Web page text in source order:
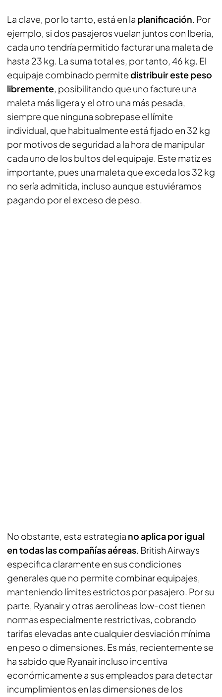
La clave, por lo tanto, está en la planificación. Por
ejemplo, si dos pasajeros vuelan juntos con Iberia,
cada uno tendría permitido facturar una maleta de
hasta 23 kg. La suma total es, por tanto, 46 kg. El
equipaje combinado permitedistribuir este peso
libremente, posibilitando que uno facture una
maleta más ligera y el otro una más pesada,
siempre que ninguna sobrepase el límite
individual, que habitualmente está fijado en 32 kg
por motivos de seguridad a la hora de manipular
cada uno de los bultos del equipaje. Este matiz es
importante, pues una maleta que exceda los 32 kg
no sería admitida, incluso aunque estuviéramos
pagando por el exceso de peso.
No obstante, esta estrategia no aplica por igual
en todas las compañías aéreas. British Airways
especifica claramente en sus condiciones
generales que no permite combinar equipajes,
manteniendo límites estrictos por pasajero. Por su
parte, Ryanair y otras aerolíneas low-cost tienen
normas especialmente restrictivas, cobrando
tarifas elevadas ante cualquier desviación mínima
en peso o dimensiones. Es más, recientemente se
ha sabido que Ryanair incluso incentiva
económicamente a sus empleados para detectar
incumplimientos en las dimensiones de los